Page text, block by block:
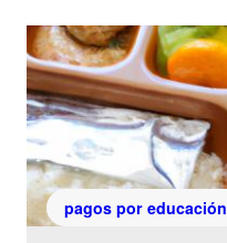
pagos por educación